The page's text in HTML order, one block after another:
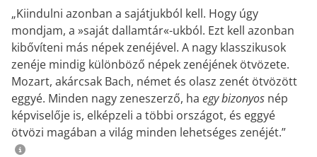
„Kiindulni azonban a sajátjukból kell. Hogy úgy
mondjam, a »saját dallamtár«-ukból. Ezt kell azonban
kibővíteni más népek zenéjével. A nagy klasszikusok
zenéje mindig különböző népek zenéjének ötvözete.
Mozart, akárcsak Bach, német és olasz zenét ötvözött
eggyé. Minden nagy zeneszerző, ha egy bizonyos nép
képviselője is, elképzeli a többi országot, és eggyé
ötvözi magában a világ minden lehetséges zenéjét.”